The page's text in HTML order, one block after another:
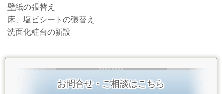
壁紙の張替え
床、塩ビシートの張替え
洗面化粧台の新設
お問合せ・ご相談はこちら